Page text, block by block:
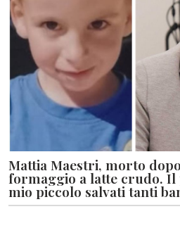
Mattia Maestri, morto
formaggio a latte crudo. Il
mio piccolo salvati tanti